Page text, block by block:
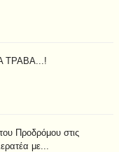
ΤΡΑΒΑ...!
Προδρόμου στις
με...